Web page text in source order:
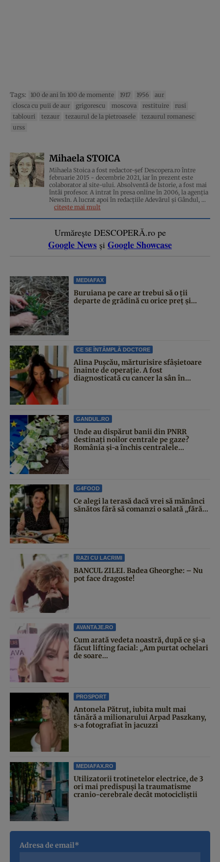
Tags: 100 de ani în 100 de momente 1917 1956
aur
closca cu puii de aur
grigorescu moscova restituire
rusi
tablouri
tezaur tezaurul de la pietroasele
tezaurul romanesc
urss
Mihaela STOICA
Mihaela Stoica a fost redactor-șef Descopera.ro între
februarie 2015 - decembrie 2021, iar în prezent este
colaborator al site-ului. Absolventă de Istorie, a fost mai
întâi profesor. A intrat în presa online în 2006, la agenţia
NewsIn. A lucrat apoi în redacţiile Adevărul şi Gândul, ...
citește mai mult
Urmărește DESCOPERĂ.ro pe
Google News și Google Showcase
MEDIAFAX
Buruiana pe care ar trebui să o ții
departe de grădină cu orice preț și...
CE SE ÎNTÂMPLĂ DOCTORE
Alina Pușcău, mărturisire sfâșietoare
înainte de operație. A fost
diagnosticată cu cancer la sân în...
GANDUL.RO
Unde au dispărut banii din PNRR
destinați noilor centrale pe gaze?
România și-a închis centralele...
G4FOOD
Ce alegi la terasă dacă vrei să mănânci
sănătos fără să comanzi o salată „fără...
RAZI CU LACRIMI
BANCUL ZILEI. Badea Gheorghe: – Nu
pot face dragoste!
AVANTAJE.RO
Cum arată vedeta noastră, după ce și-a
făcut lifting facial: „Am purtat ochelari
de soare...
PROSPORT
Antonela Pătruț, iubita mult mai
tânără a milionarului Arpad Paszkany,
s-a fotografiat în jacuzzi
MEDIAFAX.RO
Utilizatorii trotinetelor electrice, de 3
ori mai predispuși la traumatisme
cranio-cerebrale decât motocicliștii
Adresa de email*